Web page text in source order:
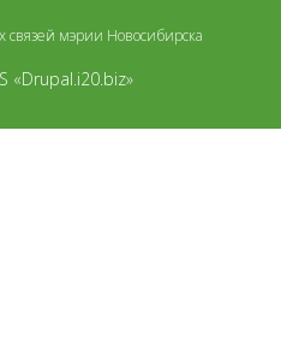
мэрии Новосибирска
«Drupal.i20.biz»